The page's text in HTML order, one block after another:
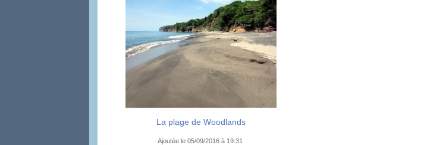
La plage de Woodlands
Ajoutée le 05/09/2016 à 19:31